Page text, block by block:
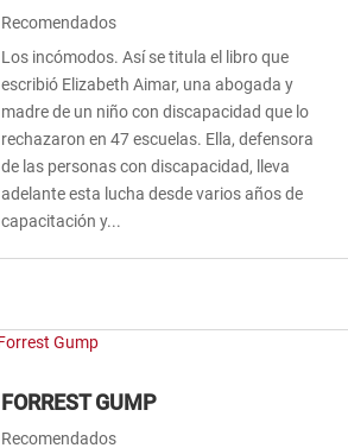
Recomendados
Los incómodos. Así se titula el libro que
escribió Elizabeth Aimar, una abogada y
madre de un niño con discapacidad que lo
rechazaron en 47 escuelas. Ella, defensora
de las personas con discapacidad, lleva
adelante esta lucha desde varios años de
capacitación y...
FORREST GUMP
Recomendados